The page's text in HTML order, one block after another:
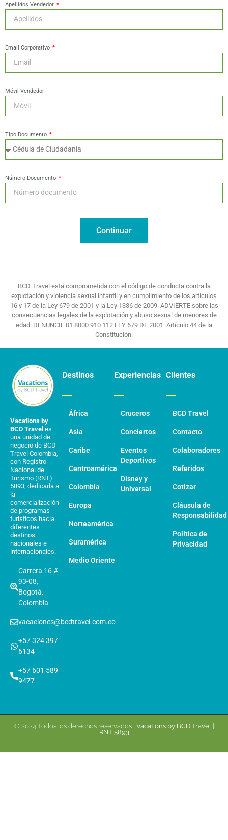
Apellidos Vendedor
Email Corporativo
Móvil Vendedor
Tipo Documento
Número Documento
Continuar
BCD Travel está comprometida con el código de conducta contra la
explotación y violencia sexual infantil y en cumplimiento de los artículos
16 y 17 de la Ley 679 de 2001 y la Ley 1336 de 2009. ADVIERTE sobre las
consecuencias legales de la explotación y abuso sexual de menores de
edad. DENUNCIE 01 8000 910 112 LEY 679 DE 2001. Artículo 44 de la
Constitución.
Vacations by
BCD Travel es
una unidad de
negocio de BCD
Travel Colombia,
con Registro
Nacional de
Turismo (RNT)
5893, dedicada a
la
comercialización
de programas
turísticos hacia
diferentes
destinos
nacionales e
internacionales.
Carrera 16 #
93-08,
Bogotá,
Colombia
vacaciones@bcdtravel.com.co
+57 324 397
6134
+57 601 589
9477
Destinos
África
Asia
Caribe
Centroamérica
Colombia
Europa
Norteamérica
Suramérica
Medio Oriente
Experiencias
Cruceros
Conciertos
Eventos
Deportivos
Disney y
Universal
Clientes
BCD Travel
Contacto
Colaboradores
Referidos
Cotizar
Cláusula de
Responsabilidad
Política de
Privacidad
© 2024 Todos los derechos reservados | Vacations by BCD Travel |
RNT 5893